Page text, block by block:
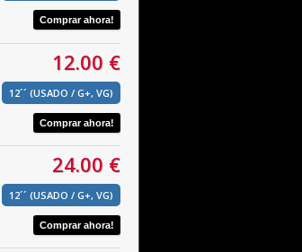
12.00 €
12´´ (USADO / G+, VG)
24.00 €
12´´ (USADO / G+, VG)